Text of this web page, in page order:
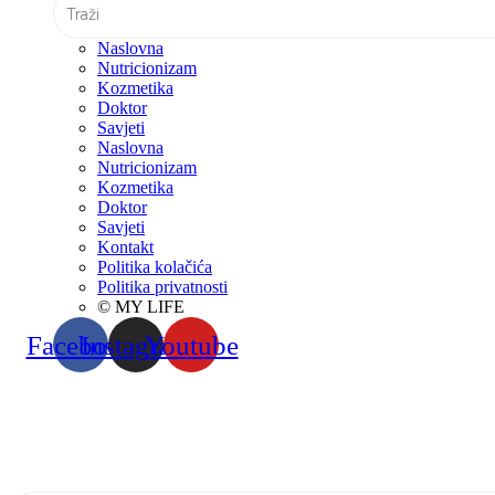
Naslovna
Nutricionizam
Kozmetika
Doktor
Savjeti
Naslovna
Nutricionizam
Kozmetika
Doktor
Savjeti
Kontakt
Politika kolačića
Politika privatnosti
© MY LIFE
FacebookInstagramYoutube